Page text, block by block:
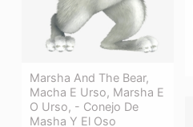
Marsha And The Bear,
Macha E Urso, Marsha E
O Urso, - Conejo De
Masha Y El Oso